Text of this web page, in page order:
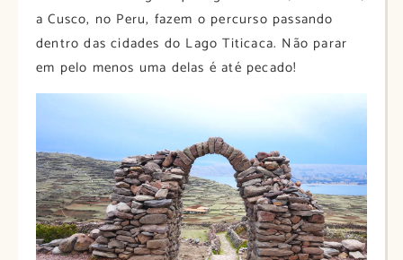
a Cusco, no Peru, fazem o percurso passando
dentro das cidades do Lago Titicaca. Não parar
em pelo menos uma delas é até pecado!